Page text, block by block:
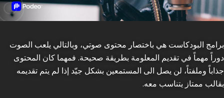
برامج البودكاست هي باختصار محتوى صوتي، وبالتالي يلعب الصوت
دوراً مهماً في تقديم المعلومة بطريقة صحيحة. فمهما كان المحتوى
جذاباً وملفتاً، لن يصل الى المستمعين بشكل جيّد إذا لم يتم تقديمه
بقالب ممتاز يتناسب معه.